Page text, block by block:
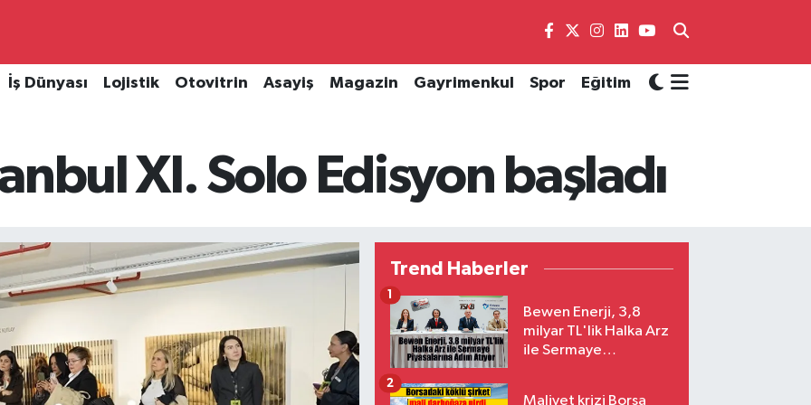
İş Dünyası Lojistik Otovitrin Asayiş Magazin Gayrimenkul Spor Eğitim
XI. Solo Edisyon başladı
Trend Haberler
Bewen Enerji, 3,8
milyar TL'lik Halka Arz
ile Sermaye
1
Maliyet krizi Borsa
2